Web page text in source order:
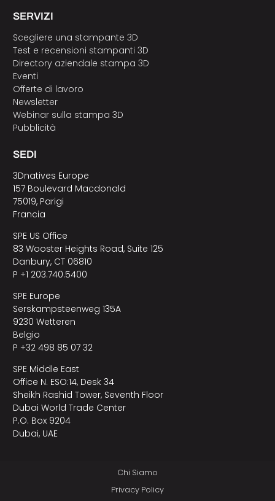
SERVIZI
Scegliere una stampante 3D
Test e recensioni stampanti 3D
Directory aziendale stampa 3D
Eventi
Offerte di lavoro
Newsletter
Webinar sulla stampa 3D
Pubblicità
SEDI
3Dnatives Europe
157 Boulevard Macdonald
75019, Parigi
Francia
SPE US Office
83 Wooster Heights Road, Suite 125
Danbury, CT 06810
P +1 203.740.5400
SPE Europe
Serskampsteenweg 135A
9230 Wetteren
Belgio
P +32 498 85 07 32
SPE Middle East
Office N. ESO:14, Desk 34
Sheikh Rashid Tower, Seventh Floor
Dubai World Trade Center
P.O. Box 9204
Dubai, UAE
Chi Siamo
Privacy Policy